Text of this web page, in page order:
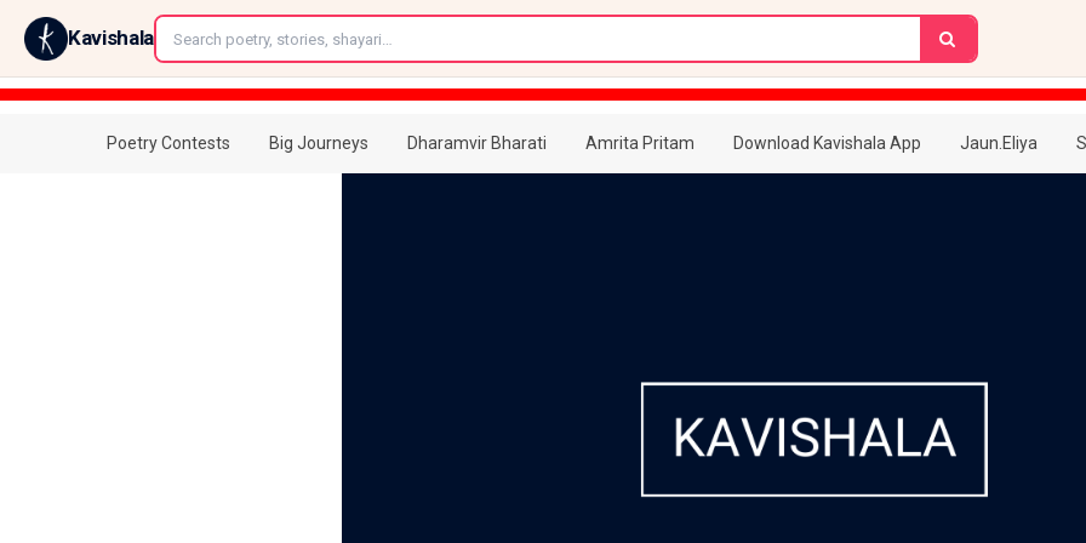
Kavishala
Poetry Contests Big Journeys Dharamvir Bharati Amrita Pritam Download Kavishala App Jaun.Eliya